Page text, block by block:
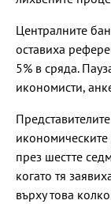
Централните
оставиха
5% в сряда.
икономисти,
през шестте
когато тя
върху това